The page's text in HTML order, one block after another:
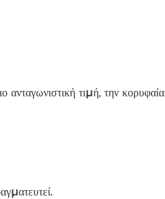
τιμή, την κορυφαία